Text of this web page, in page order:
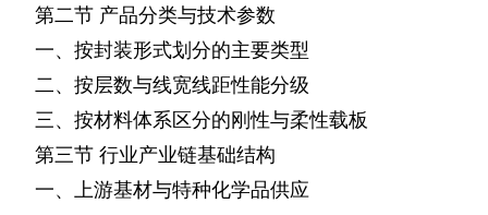
第二节 产品分类与技术参数
一、按封装形式划分的主要类型
二、按层数与线宽线距性能分级
三、按材料体系区分的刚性与柔性载板
第三节 行业产业链基础结构
一、上游基材与特种化学品供应